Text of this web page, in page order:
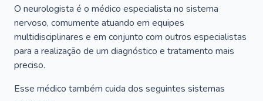
O neurologista é o médico especialista no sistema
nervoso, comumente atuando em equipes
multidisciplinares e em conjunto com outros especialistas
para a realização de um diagnóstico e tratamento mais
preciso.
Esse médico também cuida dos seguintes sistemas